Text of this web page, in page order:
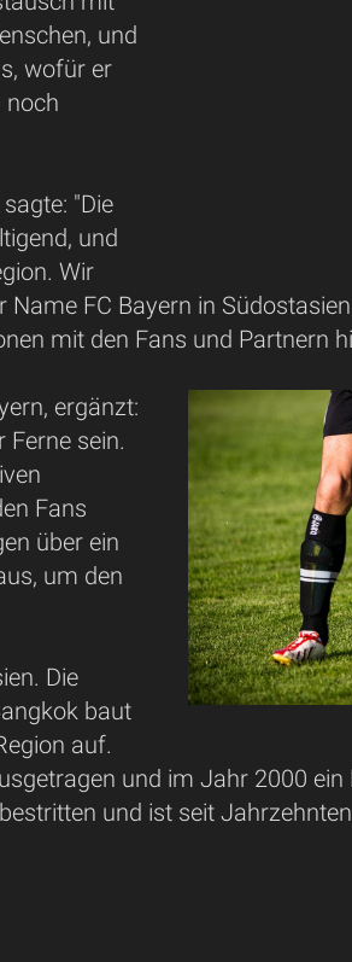
und
wofür er
noch
"Die
und
Wir
FC Bayern in
mit den Fans und Partnern
ergänzt:
Ferne sein.
Fans
über ein
um den
Die
baut
auf.
und im Jahr 2000
und ist seit